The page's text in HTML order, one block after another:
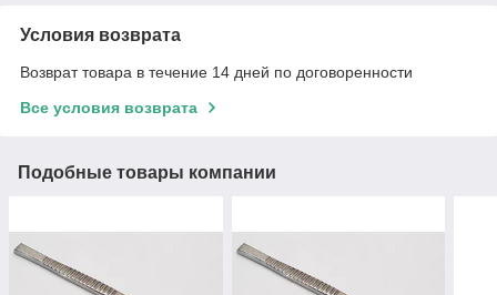
Условия возврата
Возврат товара в течение 14 дней по договоренности
Все условия возврата
Подобные товары компании